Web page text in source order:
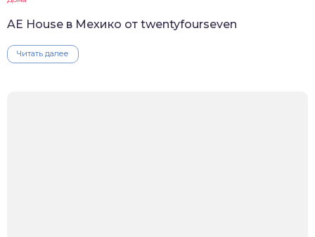
AE House в Мехико от twentyfourseven
Читать далее